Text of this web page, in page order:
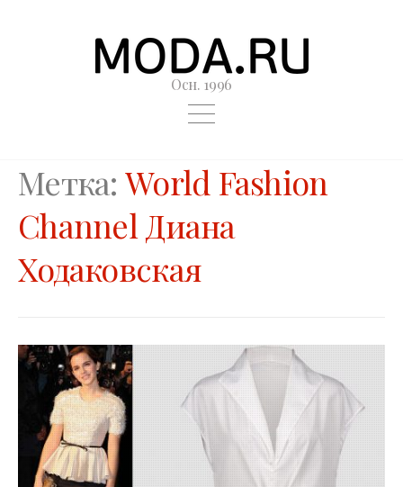
Осн. 1996
Метка: World Fashion
Channel Диана
Ходаковская